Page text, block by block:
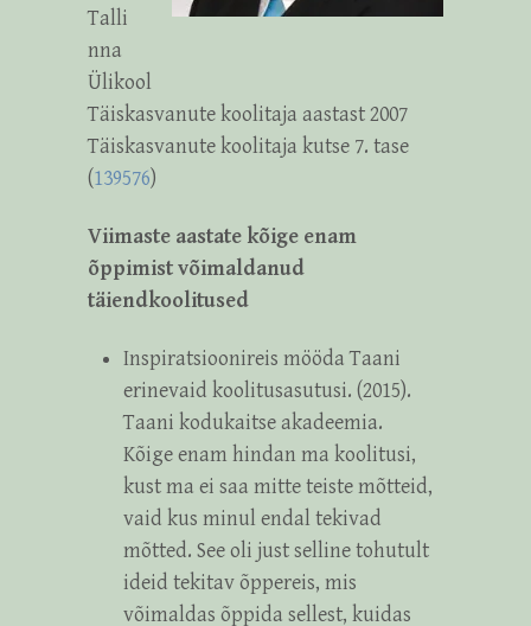
Talli
nna
Ülikool
Täiskasvanute koolitaja aastast 2007
Täiskasvanute koolitaja kutse 7. tase
(139576)
Viimaste aastate kõige enam
õppimist võimaldanud
täiendkoolitused
Inspiratsioonireis mööda Taani
erinevaid koolitusasutusi. (2015).
Taani kodukaitse akadeemia.
Kõige enam hindan ma koolitusi,
kust ma ei saa mitte teiste mõtteid,
vaid kus minul endal tekivad
mõtted. See oli just selline tohutult
ideid tekitav õppereis, mis
võimaldas õppida sellest, kuidas